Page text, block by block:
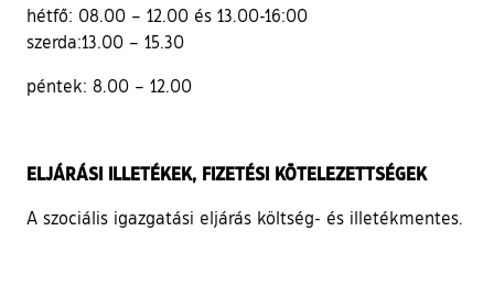
hétfő: 08.00 – 12.00 és 13.00-16:00
szerda:13.00 – 15.30
péntek: 8.00 – 12.00
ELJÁRÁSI ILLETÉKEK, FIZETÉSI KÖTELEZETTSÉGEK
A szociális igazgatási eljárás költség- és illetékmentes.